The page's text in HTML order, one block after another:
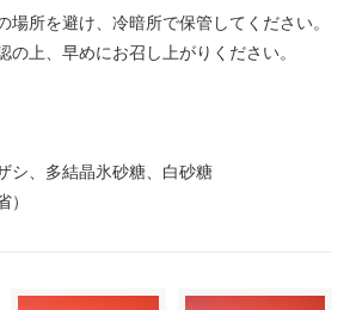
場所を避け、冷暗所で保管してください。
の上、早めにお召し上がりください。
シ、多結晶氷砂糖、白砂糖